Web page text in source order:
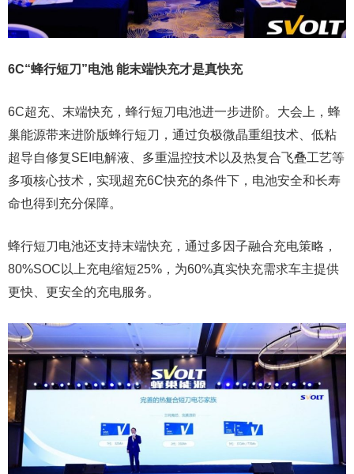
6C“蜂行短刀”电池 能末端快充才是真快充
6C超充、末端快充，蜂行短刀电池进一步进阶。大会上，蜂
巢能源带来进阶版蜂行短刀，通过负极微晶重组技术、低粘
超导自修复SEI电解液、多重温控技术以及热复合飞叠工艺等
多项核心技术，实现超充6C快充的条件下，电池安全和长寿
命也得到充分保障。
蜂行短刀电池还支持末端快充，通过多因子融合充电策略，
80%SOC以上充电缩短25%，为60%真实快充需求车主提供
更快、更安全的充电服务。